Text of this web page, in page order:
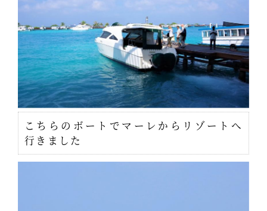
こちらのボートでマーレからリゾートへ
行きました